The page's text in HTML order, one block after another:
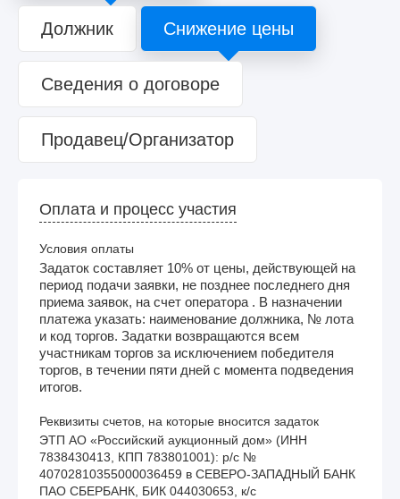
Должник Снижение цены
Сведения о договоре
Продавец/Организатор
Оплата и процесс участия
Условия оплаты
Задаток составляет 10% от цены, действующей на
период подачи заявки, не позднее последнего дня
приема заявок, на счет оператора . В назначении
платежа указать: наименование должника, № лота
и код торгов. Задатки возвращаются всем
участникам торгов за исключением победителя
торгов, в течении пяти дней с момента подведения
итогов.
Реквизиты счетов, на которые вносится задаток
ЭТП АО «Российский аукционный дом» (ИНН
7838430413, КПП 783801001): р/с №
40702810355000036459 в СЕВЕРО-ЗАПАДНЫЙ БАНК
ПАО СБЕРБАНК, БИК 044030653, к/с